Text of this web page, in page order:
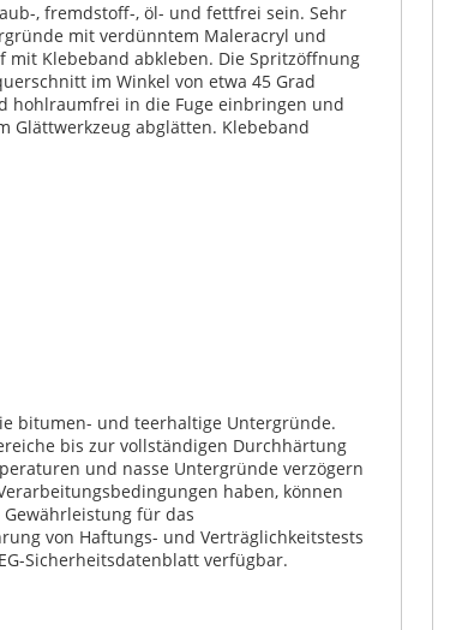
, fremdstoff-, öl- und fettfrei sein. Sehr
mit verdünntem Maleracryl und
mit Klebeband abkleben. Die Spritzöffnung
im Winkel von etwa 45 Grad
hohlraumfrei in die Fuge einbringen und
Glättwerkzeug abglätten. Klebeband
bitumen- und teerhaltige Untergründe.
bis zur vollständigen Durchhärtung
und nasse Untergründe verzögern
haben, können
für das
von Haftungs- und Verträglichkeitstests
Sicherheits­datenblatt verfügbar.